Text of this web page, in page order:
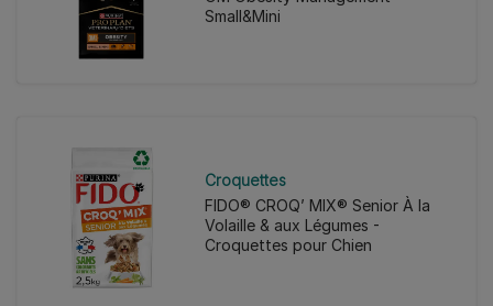
Small&Mini
Croquettes
FIDO® CROQ’ MIX® Senior À la
Volaille & aux Légumes -
Croquettes pour Chien